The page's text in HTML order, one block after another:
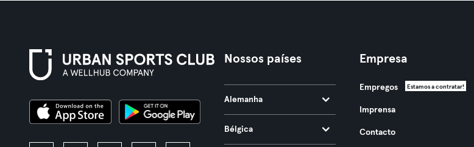
Nossos países
Alemanha
Bélgica
Empresa
Empregos Estamos a contratar!
Imprensa
Contacto